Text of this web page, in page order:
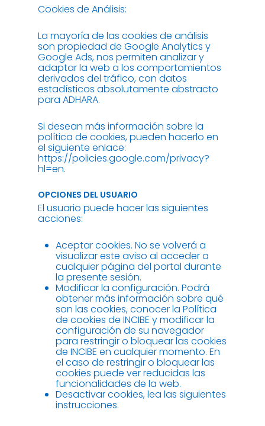
Cookies de Análisis:
La mayoría de las cookies de análisis
son propiedad de Google Analytics y
Google Ads, nos permiten analizar y
adaptar la web a los comportamientos
derivados del tráfico, con datos
estadísticos absolutamente abstracto
para ADHARA.
Si desean más información sobre la
política de cookies, pueden hacerlo en
el siguiente enlace:
https://policies.google.com/privacy?
hl=en.
OPCIONES DEL USUARIO
El usuario puede hacer las siguientes
acciones:
Aceptar cookies. No se volverá a
visualizar este aviso al acceder a
cualquier página del portal durante
la presente sesión.
Modificar la configuración. Podrá
obtener más información sobre qué
son las cookies, conocer la Política
de cookies de INCIBE y modificar la
configuración de su navegador
para restringir o bloquear las cookies
de INCIBE en cualquier momento. En
el caso de restringir o bloquear las
cookies puede ver reducidas las
funcionalidades de la web.
Desactivar cookies, lea las siguientes
instrucciones.